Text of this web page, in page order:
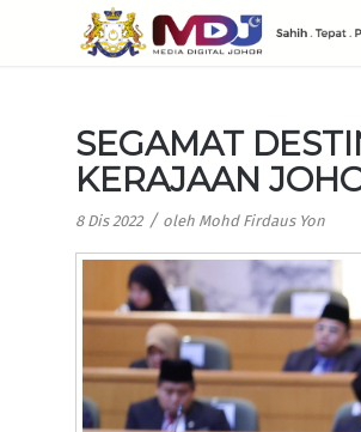
SEGAMAT
KERAJAAN
8 Dis 2022 / oleh Mohd Firdaus Yon